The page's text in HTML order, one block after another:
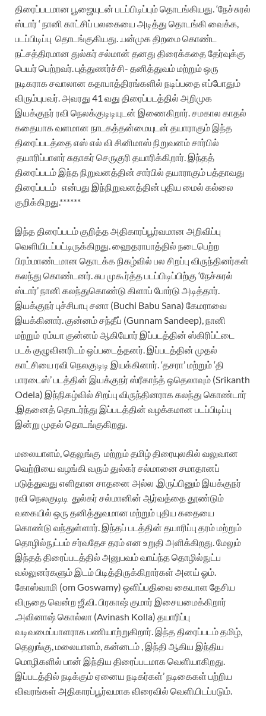
திரைப்படமான பூஜையுடன் படப்பிடிப்பும் தொடங்கியது. ‘நேச்சுரல்
ஸ்டார் ‘ நானி காட்சிப் பலகையை அடித்து தொடங்கி வைக்க,
படப்பிடிப்பு தொடங்குகியது. . பன்முக திறமை கொண்ட
நட்சத்திரமான துல்கர் சல்மான் தனது திரைக்கதை தேர்வுக்கு
பெயர் பெற்றவர். புத்துணர்ச்சி- தனித்துவம் மற்றும் ஒரு
நடிகராக சவாலான கதாபாத்திரங்களில் நடிப்பதை எப்போதும்
விரும்புபவர். அவரது 41 வது திரைப்படத்தில் அறிமுக
இயக்குநர் ரவி நெலக்குடிடியுடன் இணைகிறார். சமகால காதல்
கதையாக வளமான நாடகத்தன்மையுடன் தயாராகும் இந்த
திரைப்படத்தை எஸ் எல் வி சினிமாஸ் நிறுவனம் சார்பில்
தயாரிப்பாளர் சுதாகர் செருகுரி தயாரிக்கிறார். இந்தத்
திரைப்படம் இந்த நிறுவனத்தின் சார்பில் தயாராகும் பத்தாவது
திரைப்படம் என்பது இந்நிறுவனத்தின் புதிய மைல் கல்லை
குறிக்கிறது.******
இந்த திரைப்படம் குறித்த அதிகாரப்பூர்வமான அறிவிப்பு
வெளியிடப்பட்டிருக்கிறது. ஹைதராபாத்தில் நடைபெற்ற
பிரம்மாண்டமான தொடக்க நிகழ்வில் பல சிறப்பு விருந்தினர்கள்
கலந்து கொண்டனர். சுப முகூர்த்த படப்பிடிப்பிற்கு ‘நேச்சுரல்
ஸ்டார்’ நானி கலந்துகொண்டு கிளாப் போர்டு அடித்தார்.
இயக்குநர் புச்சிபாபு சனா (Buchi Babu Sana) கேமராவை
இயக்கினார்.‌ குன்னம் சந்தீப் (Gunnam Sandeep), நானி
மற்றும் ரம்யா குன்னம் ஆகியோர் இப்படத்தின் ஸ்கிரிப்ட்டை
படக் குழுவினரிடம் ஒப்படைத்தனர். இப்படத்தின் முதல்
காட்சியை ரவி நெலகுடிடி இயக்கினார். ‘தசரா’ மற்றும் ‘தி
பாரடைஸ்’ படத்தின் இயக்குநர் ஸ்ரீகாந்த் ஒதெலாவும் (Srikanth
Odela) இந்நிகழ்வில் சிறப்பு விருந்தினராக கலந்து கொண்டார்
.இதனைத் தொடர்ந்து இப்படத்தின் வழக்கமான படப்பிடிப்பு
இன்று முதல் தொடங்குகிறது.
மலையாளம், தெலுங்கு மற்றும் தமிழ் திரையுலகில் வலுவான
வெற்றியை வழங்கி வரும் துல்கர் சல்மானை சமாதானப்
படுத்துவது எளிதான சாதனை அல்ல .இருப்பினும் இயக்குநர்
ரவி நெலகுடிடி துல்கர் சல்மானின் ஆர்வத்தை தூண்டும்
வகையில் ஒரு தனித்துவமான மற்றும் புதிய கதையை
கொண்டு வந்துள்ளார். இந்தப் படத்தின் தயாரிப்பு தரம் மற்றும்
தொழில்நுட்பம் சர்வதேச தரம் என உறுதி அளிக்கிறது. மேலும்
இந்தத் திரைப்படத்தில் அனுபவம் வாய்ந்த தொழில்நுட்ப
வல்லுனர்களும் இடம் பிடித்திருக்கிறார்கள் அனய் ஓம்.
கோஸ்வாமி (om Goswamy) ஒளிப்பதிவை கையாள தேசிய
விருதை வென்ற ஜீ.வி. பிரகாஷ் குமார் இசையமைக்கிறார்
.அவினாஷ் கொல்லா (Avinash Kolla) தயாரிப்பு
வடிவமைப்பாளராக பணியாற்றுகிறார்.‌ இந்த திரைப்படம் தமிழ்,
தெலுங்கு, மலையாளம், கன்னடம் , இந்தி ஆகிய இந்திய
மொழிகளில் பான் இந்திய திரைப்படமாக வெளியாகிறது.
இப்படத்தில் நடிக்கும் ஏனைய நடிகர்கள்’ நடிகைகள் பற்றிய
விவரங்கள் அதிகாரப்பூர்வமாக விரைவில் வெளியிடப்படும்.‌